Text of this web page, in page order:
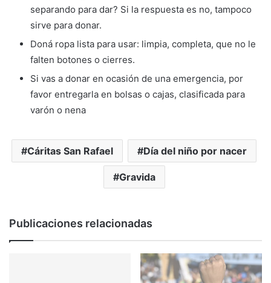
separando para dar? Si la respuesta es no, tampoco
sirve para donar.
Doná ropa lista para usar: limpia, completa, que no le
falten botones o cierres.
Si vas a donar en ocasión de una emergencia, por
favor entregarla en bolsas o cajas, clasificada para
varón o nena
Cáritas San Rafael Día del niño por nacer
Gravida
Publicaciones relacionadas